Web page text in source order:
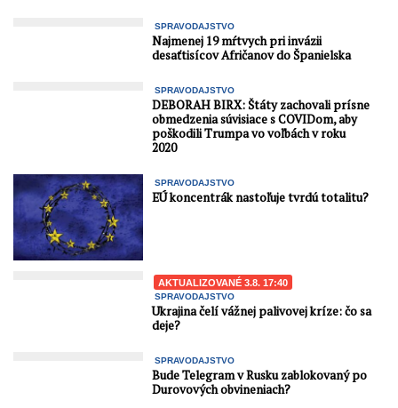
SPRAVODAJSTVO
Najmenej 19 mŕtvych pri invázii
desaťtisícov Afričanov do Španielska
SPRAVODAJSTVO
DEBORAH BIRX: Štáty zachovali prísne
obmedzenia súvisiace s COVIDom, aby
poškodili Trumpa vo voľbách v roku
2020
SPRAVODAJSTVO
EÚ koncentrák nastoľuje tvrdú totalitu?
AKTUALIZOVANÉ 3.8. 17:40
SPRAVODAJSTVO
Ukrajina čelí vážnej palivovej kríze: čo sa
deje?
SPRAVODAJSTVO
Bude Telegram v Rusku zablokovaný po
Durovových obvineniach?